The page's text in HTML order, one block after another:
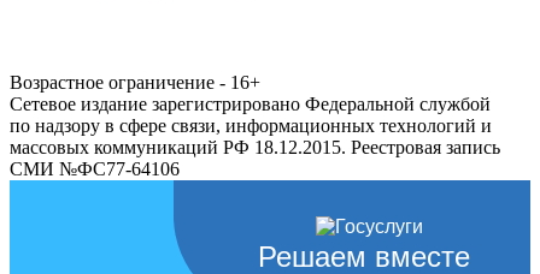
Возрастное ограничение - 16+
Сетевое издание зарегистрировано Федеральной службой
по надзору в сфере связи, информационных технологий и
массовых коммуникаций РФ 18.12.2015. Реестровая запись
СМИ №ФС77-64106
Решаем вместе